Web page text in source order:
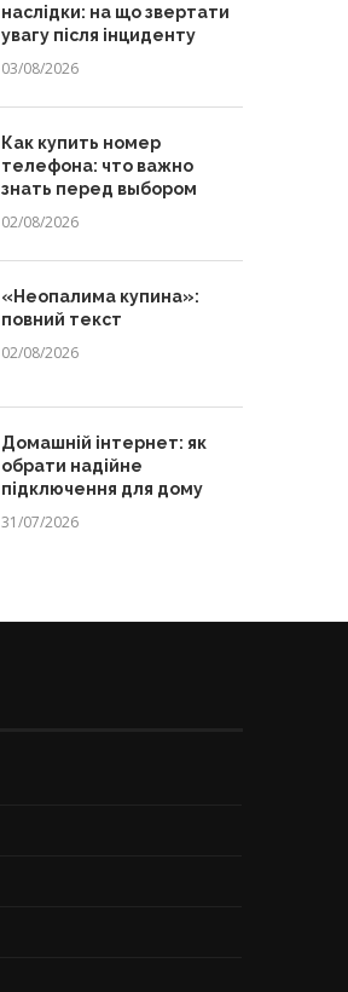
наслідки: на що звертати
увагу після інциденту
03/08/2026
Как купить номер
телефона: что важно
знать перед выбором
02/08/2026
«Неопалима купина»:
повний текст
02/08/2026
Домашній інтернет: як
обрати надійне
підключення для дому
31/07/2026